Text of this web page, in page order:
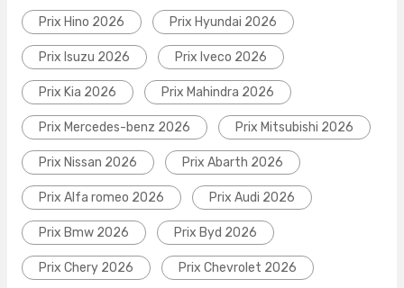
Prix Hino 2026 Prix Hyundai 2026
Prix Isuzu 2026 Prix Iveco 2026
Prix Kia 2026 Prix Mahindra 2026
Prix Mercedes-benz 2026 Prix Mitsubishi 2026
Prix Nissan 2026 Prix Abarth 2026
Prix Alfa romeo 2026 Prix Audi 2026
Prix Bmw 2026 Prix Byd 2026
Prix Chery 2026 Prix Chevrolet 2026